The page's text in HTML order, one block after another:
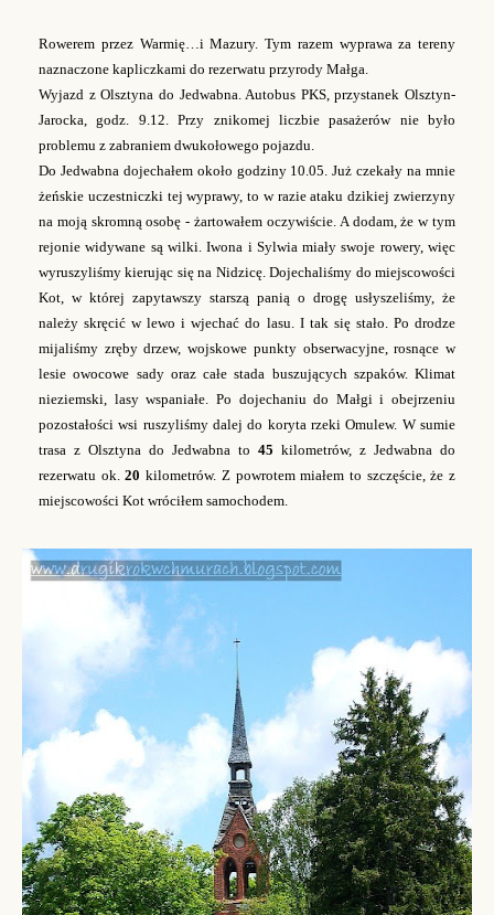
Rowerem przez Warmię…i Mazury. Tym razem wyprawa za tereny
naznaczone kapliczkami do rezerwatu przyrody Małga.
Wyjazd z Olsztyna do Jedwabna. Autobus PKS, przystanek Olsztyn-
Jarocka, godz. 9.12. Przy znikomej liczbie pasażerów nie było
problemu z zabraniem dwukołowego pojazdu.
Do Jedwabna dojechałem około godziny 10.05. Już czekały na mnie
żeńskie uczestniczki tej wyprawy, to w razie ataku dzikiej zwierzyny
na moją skromną osobę - żartowałem oczywiście. A dodam, że w tym
rejonie widywane są wilki. Iwona i Sylwia miały swoje rowery, więc
wyruszyliśmy kierując się na Nidzicę. Dojechaliśmy do miejscowości
Kot, w której zapytawszy starszą panią o drogę usłyszeliśmy, że
należy skręcić w lewo i wjechać do lasu. I tak się stało. Po drodze
mijaliśmy zręby drzew, wojskowe punkty obserwacyjne, rosnące w
lesie owocowe sady oraz całe stada buszujących szpaków. Klimat
nieziemski, lasy wspaniałe. Po dojechaniu do Małgi i obejrzeniu
pozostałości wsi ruszyliśmy dalej do koryta rzeki Omulew. W sumie
trasa z Olsztyna do Jedwabna to 45 kilometrów, z Jedwabna do
rezerwatu ok.20 kilometrów. Z powrotem miałem to szczęście, że z
miejscowości Kot wróciłem samochodem.